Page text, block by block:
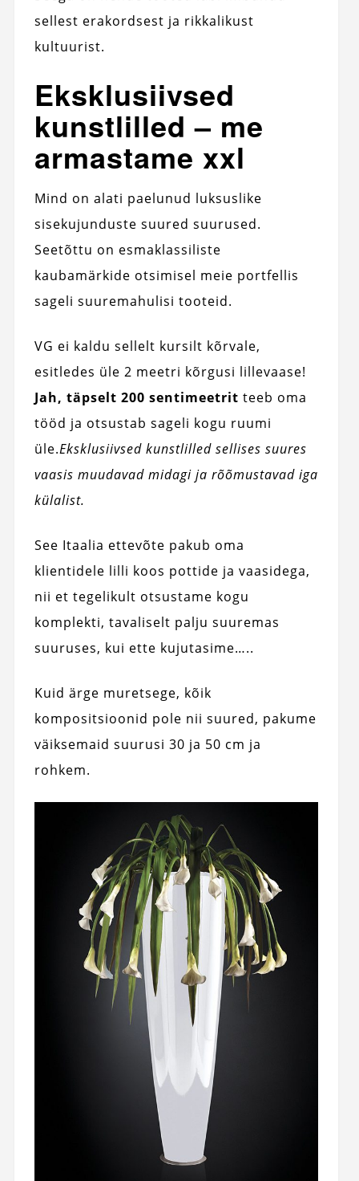
sellest erakordsest ja rikkalikust
kultuurist.
Eksklusiivsed
kunstlilled – me
armastame xxl
Mind on alati paelunud luksuslike
sisekujunduste suured suurused.
Seetõttu on esmaklassiliste
kaubamärkide otsimisel meie portfellis
sageli suuremahulisi tooteid.
VG ei kaldu sellelt kursilt kõrvale,
esitledes üle 2 meetri kõrgusi lillevaase!
Jah, täpselt 200 sentimeetrit teeb oma
tööd ja otsustab sageli kogu ruumi
üle.Eksklusiivsed kunstlilled sellises suures
vaasis muudavad midagi ja rõõmustavad iga
külalist.
See Itaalia ettevõte pakub oma
klientidele lilli koos pottide ja vaasidega,
nii et tegelikult otsustame kogu
komplekti, tavaliselt palju suuremas
suuruses, kui ette kujutasime…..
Kuid ärge muretsege, kõik
kompositsioonid pole nii suured, pakume
väiksemaid suurusi 30 ja 50 cm ja
rohkem.